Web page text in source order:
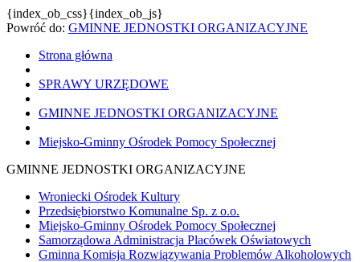
{index_ob_css}{index_ob_js}
Powróć do: GMINNE JEDNOSTKI ORGANIZACYJNE
Strona główna
SPRAWY URZĘDOWE
GMINNE JEDNOSTKI ORGANIZACYJNE
Miejsko-Gminny Ośrodek Pomocy Społecznej
GMINNE JEDNOSTKI ORGANIZACYJNE
Wroniecki Ośrodek Kultury
Przedsiębiorstwo Komunalne Sp. z o.o.
Miejsko-Gminny Ośrodek Pomocy Społecznej
Samorządowa Administracja Placówek Oświatowych
Gminna Komisja Rozwiązywania Problemów Alkoholowych